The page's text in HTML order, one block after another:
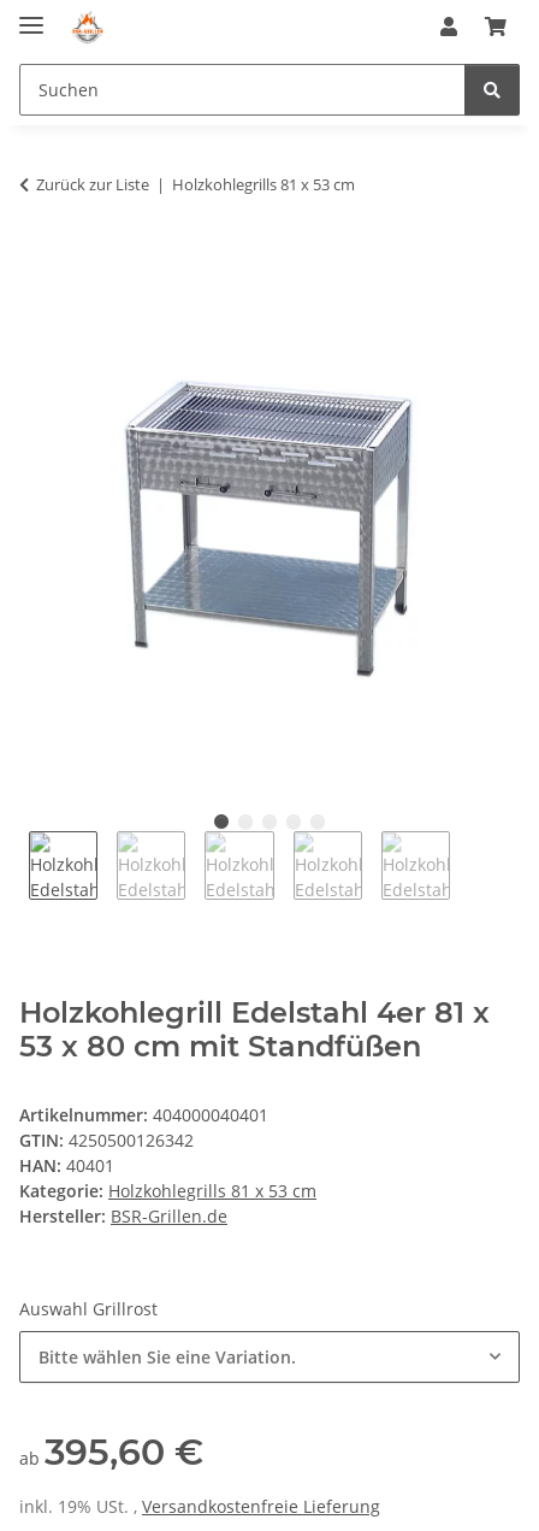
Zurück zur Liste Holzkohlegrills 81 x 53 cm
Holzkohlegrill Edelstahl 4er 81 x
53 x 80 cm mit Standfüßen
Artikelnummer: 404000040401
GTIN: 4250500126342
HAN: 40401
Kategorie: Holzkohlegrills 81 x 53 cm
Hersteller: BSR-Grillen.de
Auswahl Grillrost
Bitte wählen Sie eine Variation.
ab 395,60 €
inkl. 19% USt. , Versandkostenfreie Lieferung